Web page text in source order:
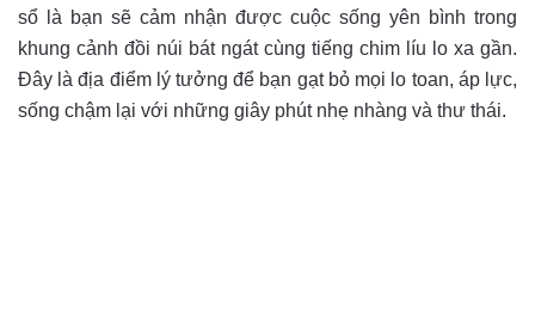
sổ là bạn sẽ cảm nhận được cuộc sống yên bình trong
khung cảnh đồi núi bát ngát cùng tiếng chim líu lo xa gần.
Đây là địa điểm lý tưởng để bạn gạt bỏ mọi lo toan, áp lực,
sống chậm lại với những giây phút nhẹ nhàng và thư thái.